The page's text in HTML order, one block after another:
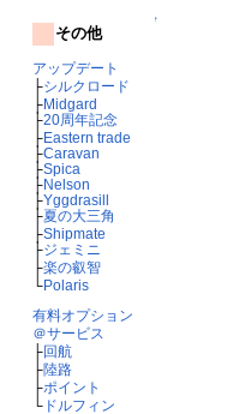
↑
その他
アップデート
├シルクロード
├Midgard
├20周年記念
├Eastern trade
├Caravan
├Spica
├Nelson
├Yggdrasill
├夏の大三角
├Shipmate
├ジェミニ
├楽の叡智
└Polaris
有料オプション
＠サービス
├回航
├陸路
├ポイント
└ドルフィン